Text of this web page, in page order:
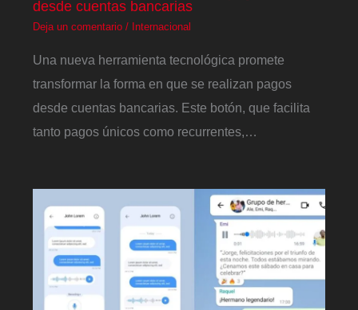
desde cuentas bancarias
Deja un comentario / Internacional
Una nueva herramienta tecnológica promete
transformar la forma en que se realizan pagos
desde cuentas bancarias. Este botón, que facilita
tanto pagos únicos como recurrentes,…